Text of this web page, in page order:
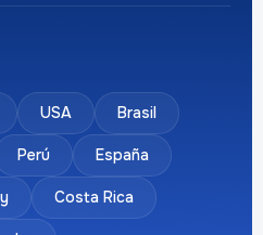
USA Brasil
Perú España
Costa Rica